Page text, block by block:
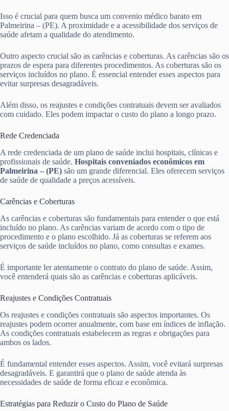
Isso é crucial para quem busca um convenio médico barato em
Palmeirina – (PE). A proximidade e a acessibilidade dos serviços de
saúde afetam a qualidade do atendimento.
Outro aspecto crucial são as carências e coberturas. As carências são os
prazos de espera para diferentes procedimentos. As coberturas são os
serviços incluídos no plano. É essencial entender esses aspectos para
evitar surpresas desagradáveis.
Além disso, os reajustes e condições contratuais devem ser avaliados
com cuidado. Eles podem impactar o custo do plano a longo prazo.
Rede Credenciada
A rede credenciada de um plano de saúde inclui hospitais, clínicas e
profissionais de saúde. Hospitais conveniados econômicos em
Palmeirina – (PE) são um grande diferencial. Eles oferecem serviços
de saúde de qualidade a preços acessíveis.
Carências e Coberturas
As carências e coberturas são fundamentais para entender o que está
incluído no plano. As carências variam de acordo com o tipo de
procedimento e o plano escolhido. Já as coberturas se referem aos
serviços de saúde incluídos no plano, como consultas e exames.
É importante ler atentamente o contrato do plano de saúde. Assim,
você entenderá quais são as carências e coberturas aplicáveis.
Reajustes e Condições Contratuais
Os reajustes e condições contratuais são aspectos importantes. Os
reajustes podem ocorrer anualmente, com base em índices de inflação.
As condições contratuais estabelecem as regras e obrigações para
ambos os lados.
É fundamental entender esses aspectos. Assim, você evitará surpresas
desagradáveis. E garantirá que o plano de saúde atenda às
necessidades de saúde de forma eficaz e econômica.
Estratégias para Reduzir o Custo do Plano de Saúde